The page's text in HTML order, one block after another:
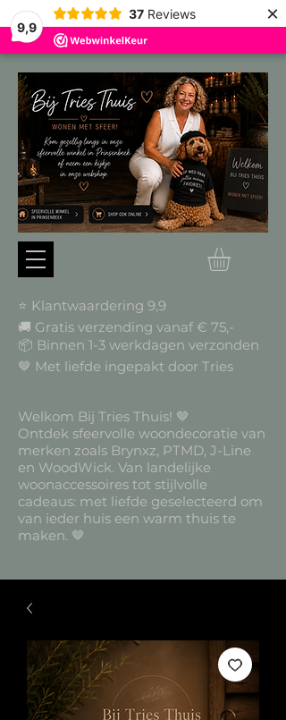
9,9
37 Reviews ×
⭐ Klantwaardering 9,9
🚚 Gratis verzending vanaf € 75,-
📦 Binnen 1-3 werkdagen verzonden
🤎 Met liefde ingepakt door Tries
Welkom Bij Tries Thuis! 🤎
Ontdek sfeervolle woondecoratie van
merken zoals Brynxz, PTMD, J-Line
en WoodWick. Van landelijke
woonaccessoires tot stijlvolle
cadeaus: met liefde geselecteerd om
van ieder huis een warm thuis te
maken. 🤎